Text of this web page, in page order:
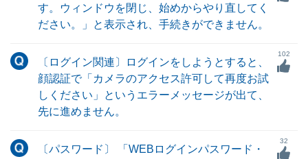
す。ウィンドウを閉じ、始めからやり直してく
ださい。」と表示され、手続きができません。
〔ログイン関連〕ログインをしようとすると、
顔認証で「カメラのアクセス許可して再度お試
しください」というエラーメッセージが出て、
先に進めません。
102
〔パスワード〕 「WEBログインパスワード・
32